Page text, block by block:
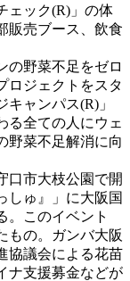
ェック(R)」の体
販売ブース、飲食
の野菜不足をゼロ
ロジェクトをスタ
ャンパス(R)」
る全ての人にウェ
野菜不足解消に向
口市大枝公園で開
しゅ』」に大阪国
。このイベント
もの。ガンバ大阪
協議会による花苗
ナ支援募金などが